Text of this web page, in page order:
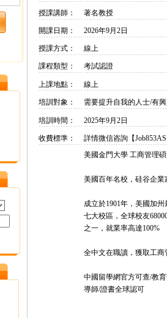
授課講師： 著名教授
開課日期： 2026年9月2日
授課方式： 線上
課程類型： 考試認證
上課地點： 線上
培訓對象： 需要提升自我的人士/有
培訓時間： 2025年9月2日
收費標準： 詳情微信咨詢【
美國金門大學 工商管理
美國百年名校，硅谷企業
成立於1901年，美國加
七大校區，全球校友
之一，就業率高達100%
全中文在職讀，獲取工
中國留學網官方可查/教
導師/證書全球認可